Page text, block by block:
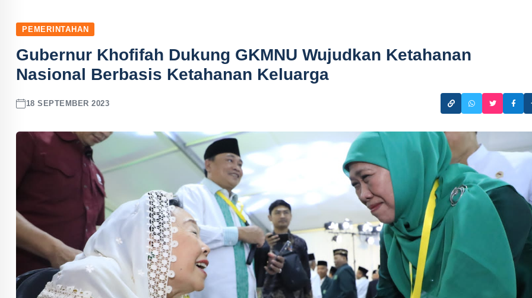
PEMERINTAHAN
Gubernur Khofifah Dukung GKMNU Wujudkan Ketahanan
Nasional Berbasis Ketahanan Keluarga
18 SEPTEMBER 2023